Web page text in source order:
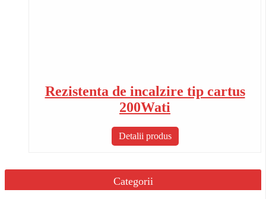
Rezistenta de incalzire tip cartus
200Wati
Detalii produs
Categorii